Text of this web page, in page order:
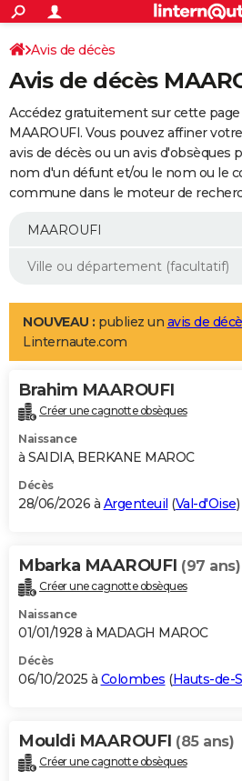
ACTUALITÉS
Politique
Société
Faits Divers
Education
Monde
Villes
+
SPORT
Coupe du monde 2026
Football
Tennis
Cyclisme
Rugby
Forum
Programme TV
TNT
Streaming
Cinéma
Sorties cinéma
Musique
+
FINANCE
Retraite
Epargne
Immobilier
Risques naturels par ville
Banque
Assurance
AUTO
Essais
Réserver un essai
Citadines
Berlines
SUV
Forum auto
+
Mobiles
Meilleur smartphone
Internet
Ordinateurs
Jeux vidéo
Guide high-tech
Aménagement intérieur
LIFESTYLE
Art de vivre
Bien-être
Loisirs
Mode
Modes de vie
Alimentation
Guide de la santé
Maladies
Médicaments
Sommeil
VOYAGE
Destinations
City break
Voyage nature
Voyage de noces
Forum
Climat
+PHOTO
GUIDES D'ACHAT
BONS PLANS
Carte de Noël
Carte Bonne année
Carte Saint-Valentin
Carte Pâques
Carte d'anniversaire
DICTIONNAIRE
Dictionnaire
Biographies
Citations
Expressions
Proverbes
PROGRAMME TV
S'inscrire
Se connecter
Lycées
Collèges
Primaires
Universités
Entreprises
Service militaire
Avis de recherche
AVIS DE DÉCÈS
Bricolage
Lifestyle
Culture
Sport
Auto
Television
Voyage
Cinema
Avis de décès
Avis de décès
Accédez gratuitement sur cette page
MAAROUFI. Vous pouvez affiner
avis de décès ou un avis d'obsèques
nom d'un défunt et/ou le nom ou le
commune dans le moteur de
NOUVEAU : publiez un avis de
Linternaute.com
Brahim MAAROUFI
Créer une cagnotte obsèques
Naissance
à SAIDIA, BERKANE MAROC
Décès
28/06/2026 à Argenteuil (Val-d'Oise)
Mbarka MAAROUFI (97 ans)
Créer une cagnotte obsèques
Naissance
01/01/1928 à MADAGH MAROC
Décès
06/10/2025 à Colombes (Hauts-de-
Mouldi MAAROUFI (85 ans)
Créer une cagnotte obsèques